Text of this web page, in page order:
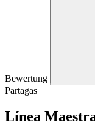
Bewertung
Partagas
Línea